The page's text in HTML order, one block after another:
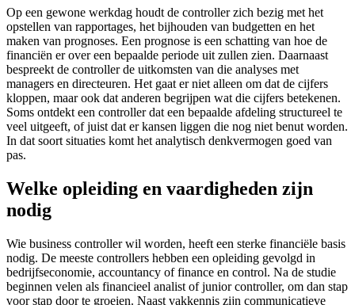
Op een gewone werkdag houdt de controller zich bezig met het
opstellen van rapportages, het bijhouden van budgetten en het
maken van prognoses. Een prognose is een schatting van hoe de
financiën er over een bepaalde periode uit zullen zien. Daarnaast
bespreekt de controller de uitkomsten van die analyses met
managers en directeuren. Het gaat er niet alleen om dat de cijfers
kloppen, maar ook dat anderen begrijpen wat die cijfers betekenen.
Soms ontdekt een controller dat een bepaalde afdeling structureel te
veel uitgeeft, of juist dat er kansen liggen die nog niet benut worden.
In dat soort situaties komt het analytisch denkvermogen goed van
pas.
Welke opleiding en vaardigheden zijn
nodig
Wie business controller wil worden, heeft een sterke financiële basis
nodig. De meeste controllers hebben een opleiding gevolgd in
bedrijfseconomie, accountancy of finance en control. Na de studie
beginnen velen als financieel analist of junior controller, om dan stap
voor stap door te groeien. Naast vakkennis zijn communicatieve